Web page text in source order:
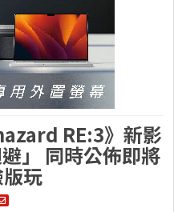
RE:3》新影
」 同時公佈即將
玩